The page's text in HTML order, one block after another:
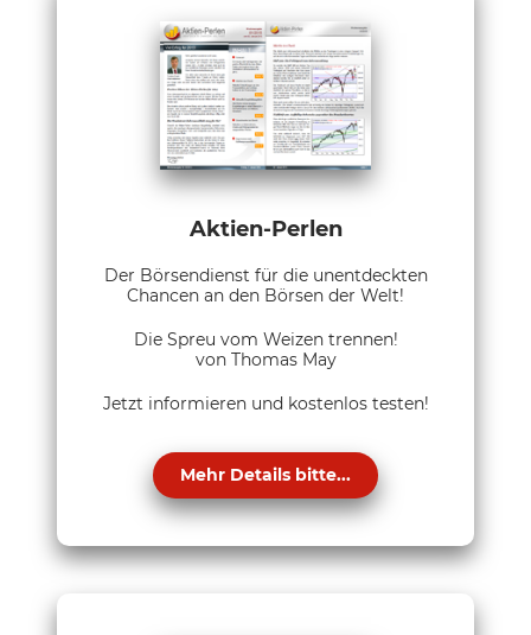
Aktien-Perlen
Der Börsendienst für die unentdeckten
Chancen an den Börsen der Welt!
Die Spreu vom Weizen trennen!
von Thomas May
Jetzt informieren und kostenlos testen!
Mehr Details bitte...